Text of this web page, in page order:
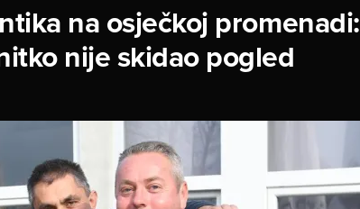
na osječkoj promenadi:
nije skidao pogled